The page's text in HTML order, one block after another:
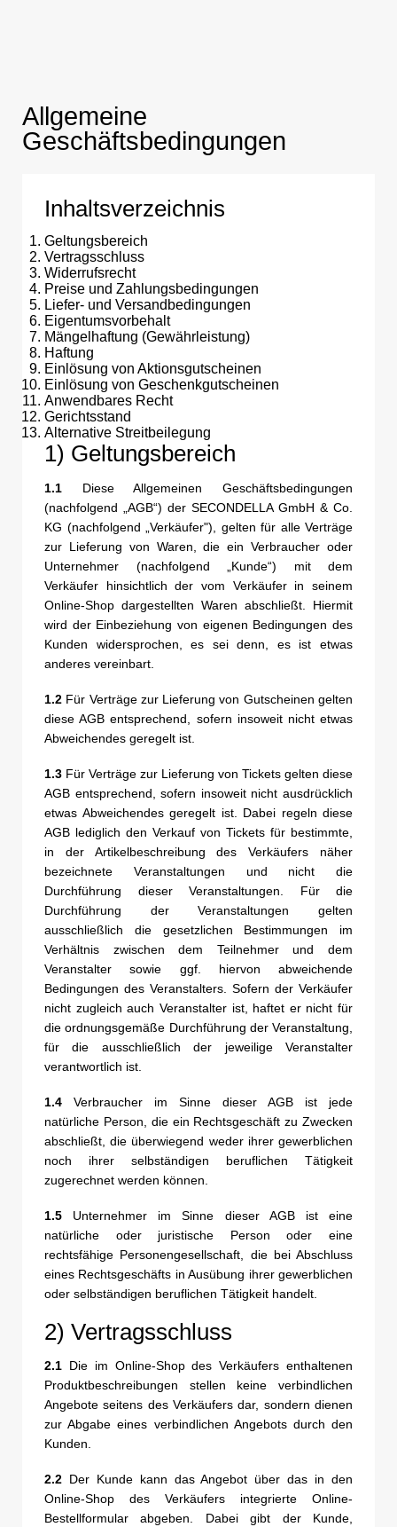
Allgemeine
Geschäftsbedingungen
Inhaltsverzeichnis
Geltungsbereich
Vertragsschluss
Widerrufsrecht
Preise und Zahlungsbedingungen
Liefer- und Versandbedingungen
Eigentumsvorbehalt
Mängelhaftung (Gewährleistung)
Haftung
Einlösung von Aktionsgutscheinen
Einlösung von Geschenkgutscheinen
Anwendbares Recht
Gerichtsstand
Alternative Streitbeilegung
1) Geltungsbereich
1.1 Diese Allgemeinen Geschäftsbedingungen
(nachfolgend „AGB“) der SECONDELLA GmbH & Co.
KG (nachfolgend „Verkäufer"), gelten für alle Verträge
zur Lieferung von Waren, die ein Verbraucher oder
Unternehmer (nachfolgend „Kunde“) mit dem
Verkäufer hinsichtlich der vom Verkäufer in seinem
Online-Shop dargestellten Waren abschließt. Hiermit
wird der Einbeziehung von eigenen Bedingungen des
Kunden widersprochen, es sei denn, es ist etwas
anderes vereinbart.
1.2 Für Verträge zur Lieferung von Gutscheinen gelten
diese AGB entsprechend, sofern insoweit nicht etwas
Abweichendes geregelt ist.
1.3 Für Verträge zur Lieferung von Tickets gelten diese
AGB entsprechend, sofern insoweit nicht ausdrücklich
etwas Abweichendes geregelt ist. Dabei regeln diese
AGB lediglich den Verkauf von Tickets für bestimmte,
in der Artikelbeschreibung des Verkäufers näher
bezeichnete Veranstaltungen und nicht die
Durchführung dieser Veranstaltungen. Für die
Durchführung der Veranstaltungen gelten
ausschließlich die gesetzlichen Bestimmungen im
Verhältnis zwischen dem Teilnehmer und dem
Veranstalter sowie ggf. hiervon abweichende
Bedingungen des Veranstalters. Sofern der Verkäufer
nicht zugleich auch Veranstalter ist, haftet er nicht für
die ordnungsgemäße Durchführung der Veranstaltung,
für die ausschließlich der jeweilige Veranstalter
verantwortlich ist.
1.4 Verbraucher im Sinne dieser AGB ist jede
natürliche Person, die ein Rechtsgeschäft zu Zwecken
abschließt, die überwiegend weder ihrer gewerblichen
noch ihrer selbständigen beruflichen Tätigkeit
zugerechnet werden können.
1.5 Unternehmer im Sinne dieser AGB ist eine
natürliche oder juristische Person oder eine
rechtsfähige Personengesellschaft, die bei Abschluss
eines Rechtsgeschäfts in Ausübung ihrer gewerblichen
oder selbständigen beruflichen Tätigkeit handelt.
2) Vertragsschluss
2.1 Die im Online-Shop des Verkäufers enthaltenen
Produktbeschreibungen stellen keine verbindlichen
Angebote seitens des Verkäufers dar, sondern dienen
zur Abgabe eines verbindlichen Angebots durch den
Kunden.
2.2 Der Kunde kann das Angebot über das in den
Online-Shop des Verkäufers integrierte Online-
Bestellformular abgeben. Dabei gibt der Kunde,